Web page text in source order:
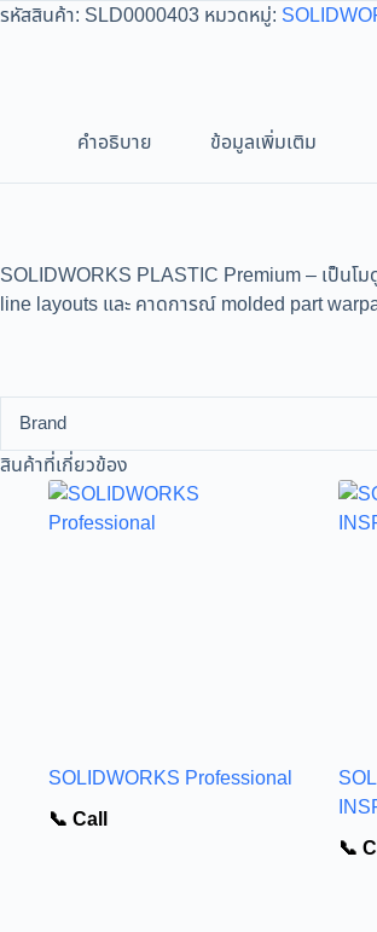
รหัสสินค้า: SLD0000403 หมวดหมู่:
คำอธิบาย ข้อมูลเพิ่มเติม
SOLIDWORKS PLASTIC Premium – เป็นโ
line layouts และ คาดการณ์ molded part
Brand
สินค้าที่เกี่ยวข้อง
SOLIDWORKS Professional
📞 Call
📞